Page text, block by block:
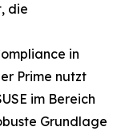
die
in
Prime nutzt
im Bereich
Grundlage